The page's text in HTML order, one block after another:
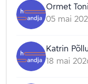
Ormet
05 mai
Katrin
18 mai